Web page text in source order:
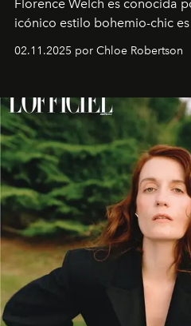
Florence Welch es conocida
icónico estilo bohemio-chic
02.11.2025 por Chloe Robertson